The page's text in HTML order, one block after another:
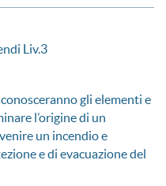
Liv.3
gli elementi e
l’origine di un
un incendio e
e di evacuazione del